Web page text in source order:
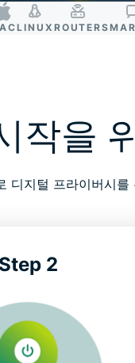
LINUX ROUTER
작을
디지털 프라이버시를
Step 2